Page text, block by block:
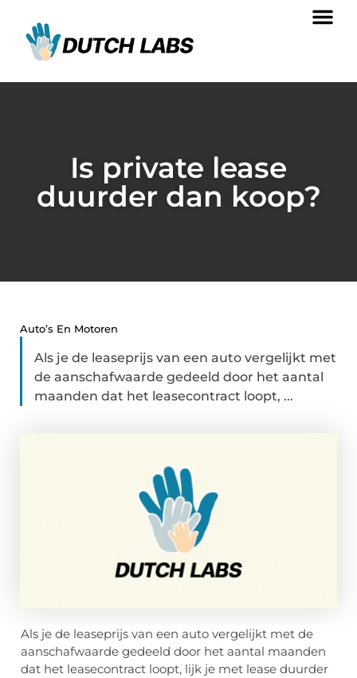
Is private lease
duurder dan koop?
Auto’s En Motoren
Als je de leaseprijs van een auto vergelijkt met
de aanschafwaarde gedeeld door het aantal
maanden dat het leasecontract loopt, ...
Als je de leaseprijs van een auto vergelijkt met de
aanschafwaarde gedeeld door het aantal maanden
dat het leasecontract loopt, lijk je met lease duurder